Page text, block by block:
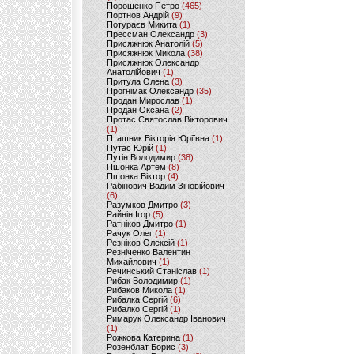
Порошенко Петро (465)
Портнов Андрій (9)
Потураєв Микита(1)
Прессман Олександр(3)
Присяжнюк Анатолій (5)
Присяжнюк Микола (38)
Присяжнюк Олександр
Анатолійович (1)
Притула Олена (3)
Прогнімак Олександр(35)
Продан Мирослав(1)
Продан Оксана (2)
Протас Святослав Вікторович
(1)
Пташник Вікторія Юріївна (1)
Путас Юрій (1)
Путін Володимир(38)
Пшонка Артем (8)
Пшонка Віктор(4)
Рабінович Вадим Зіновійович
(6)
Разумков Дмитро (3)
Райнін Ігор(5)
Ратніков Дмитро (1)
Рачук Олег (1)
Резніков Олексій(1)
Резніченко Валентин
Михайлович (1)
Речинський Станіслав (1)
Рибак Володимир(1)
Рибаков Микола(1)
Рибалка Сергій (6)
Рибалко Сергій (1)
Римарук Олександр Іванович
(1)
Рожкова Катерина(1)
Розенблат Борис (3)